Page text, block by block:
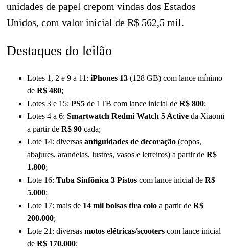
unidades de papel crepom vindas dos Estados
Unidos, com valor inicial de R$ 562,5 mil.
Destaques do leilão
Lotes 1, 2 e 9 a 11: iPhones 13 (128 GB) com lance mínimo
de R$ 480;
Lotes 3 e 15: PS5 de 1TB com lance inicial de R$ 800;
Lotes 4 a 6: Smartwatch Redmi Watch 5 Active da Xiaomi
a partir de R$ 90 cada;
Lote 14: diversas antiguidades de decoração (copos,
abajures, arandelas, lustres, vasos e letreiros) a partir de R$
1.800;
Lote 16: Tuba Sinfônica 3 Pistos com lance inicial de R$
5.000;
Lote 17: mais de 14 mil bolsas tira colo a partir de R$
200.000;
Lote 21: diversas motos elétricas/scooters com lance inicial
de R$ 170.000;